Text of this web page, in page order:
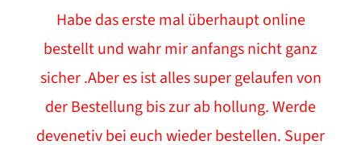
Habe das erste mal überhaupt online
bestellt und wahr mir anfangs nicht ganz
sicher .Aber es ist alles super gelaufen von
der Bestellung bis zur ab hollung. Werde
devenetiv bei euch wieder bestellen. Super